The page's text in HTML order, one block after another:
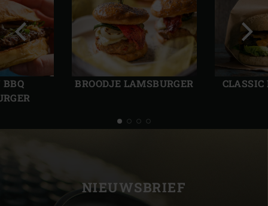
BBQ
BROODJE LAMSBURGER CLASSIC
Vorige
slide
NIEUWSBRIEF